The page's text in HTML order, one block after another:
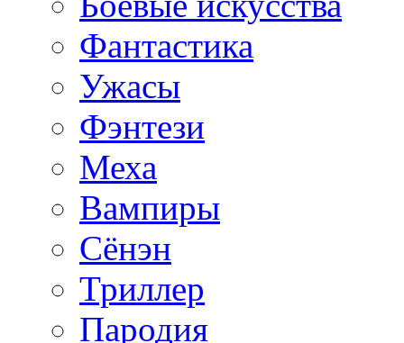
Фантастика
Ужасы
Фэнтези
Меха
Вампиры
Сёнэн
Триллер
Пародия